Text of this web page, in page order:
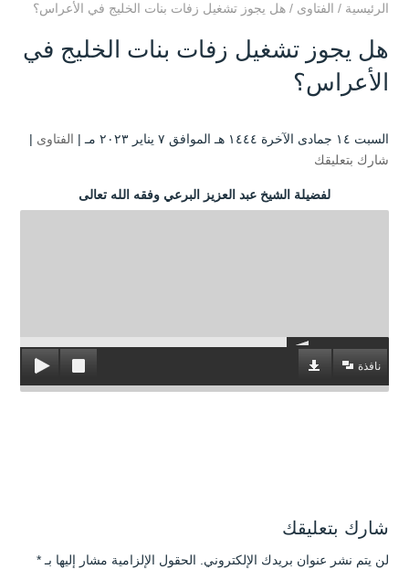
الرئيسية / الفتاوى / هل يجوز تشغيل زفات بنات الخليج في الأعراس؟
هل يجوز تشغيل زفات بنات الخليج في
الأعراس؟
السبت ۱٤ جمادى الآخرة ۱٤٤٤ هـ الموافق ۷ يناير ۲۰۲۳ مـ | الفتاوى |
شارك بتعليقك
لفضيلة الشيخ عبد العزيز البرعي وفقه الله تعالى
نافذة
شارك بتعليقك
لن يتم نشر عنوان بريدك الإلكتروني. الحقول الإلزامية مشار إليها بـ *